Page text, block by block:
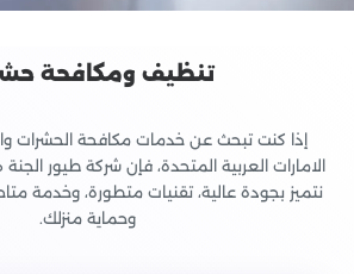
تنظيف ومكافحة
إذا كنت تبحث عن خدمات مكافحة الحشرات
الامارات العربية المتحدة، فإن شركة طيور
وحماية منزلك.